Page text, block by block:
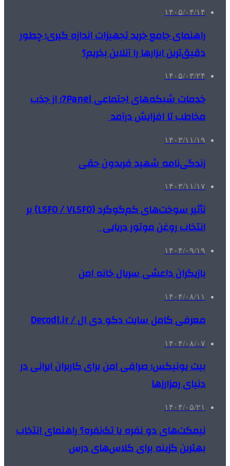
۱۴۰۵/۰۴/۱۴
راهنمای جامع خرید تجهیزات اندازه گیری؛ چطور
دقیق‌ترین ابزارها را آنلاین بخریم؟
۱۴۰۵/۰۳/۲۴
خدمات شبکه‌های اجتماعی 7Panel؛ از جذب
مخاطب تا افزایش درآمد
۱۴۰۳/۱۱/۱۹
زندگی‌نامه شهید فریدون حقی
۱۴۰۳/۱۱/۱۷
تأثیر سوخت‌های کم‌گوگرد (LSFO / VLSFO) بر
انتخاب روغن موتور دریایی
۱۴۰۴/۰۹/۱۹
بازیگران داعشی سریال خانه امن
۱۴۰۴/۰۸/۱۱
معرفی کامل سایت دکو دی ال / Decodl.ir
۱۴۰۴/۰۸/۰۷
بیت یونیکس؛ صرافی امن برای کاربران ایرانی در
دنیای رمزارزها
۱۴۰۴/۰۵/۲۱
نیمکت‌های دو نفره یا تک‌نفره؟ راهنمای انتخاب
بهترین گزینه برای کلاس‌های درس